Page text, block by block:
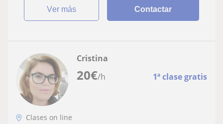
ver más Contactar
20€/h 1ª clase gratis
Cristina
Clases on line